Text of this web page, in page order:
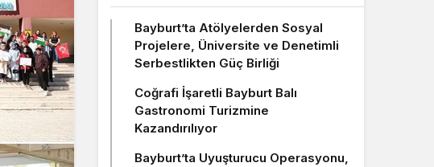
Bayburt’ta Atölyelerden Sosyal
Projelere, Üniversite ve Denetimli
Serbestlikten Güç Birliği
Coğrafi İşaretli Bayburt Balı
Gastronomi Turizmine
Kazandırılıyor
Bayburt’ta Uyuşturucu Operasyonu,